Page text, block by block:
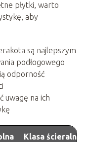
płytki, warto
aby
są najlepszym
podłogowego
odporność
uwagę na ich
Klasa